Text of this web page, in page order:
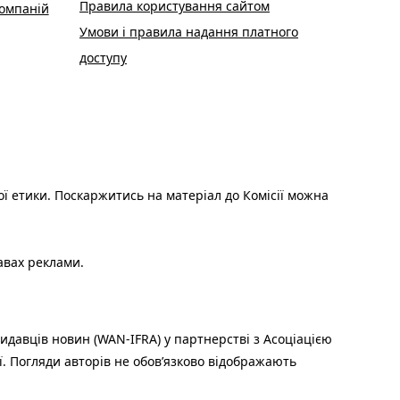
Правила користування сайтом
Умови і правила надання платного
доступу
етики. Поскаржитись на матеріал до Комісії можна
реклами.
новин (WAN-IFRA) у партнерстві з Асоціацією
Погляди авторів не обов’язково відображають